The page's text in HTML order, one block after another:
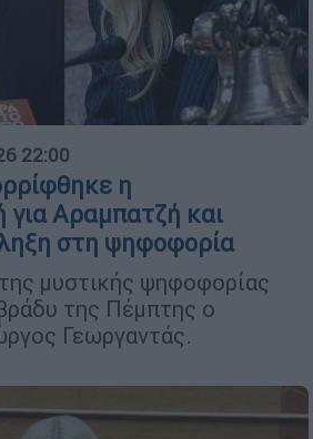
22:00
η
για Αραμπατζή και
στη ψηφοφορία
μυστικής ψηφοφορίας
της Πέμπτης ο
Γεωργαντάς.